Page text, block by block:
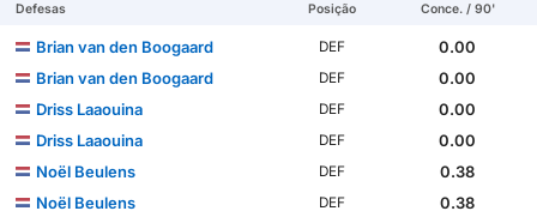
Defesas Posição Conce. / 90'
Brian van den Boogaard DEF
0.00
Brian van den Boogaard
DEF
0.00
Driss Laaouina
DEF
0.00
Driss Laaouina
DEF
0.00
Noël Beulens
DEF
0.38
Noël Beulens
DEF
0.38